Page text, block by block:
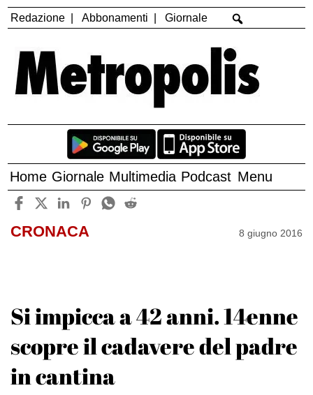
Redazione Abbonamenti Giornale
Home Giornale Multimedia Podcast Menu
CRONACA 8 giugno 2016
Si impicca a 42 anni. 14enne
scopre il cadavere del padre
in cantina